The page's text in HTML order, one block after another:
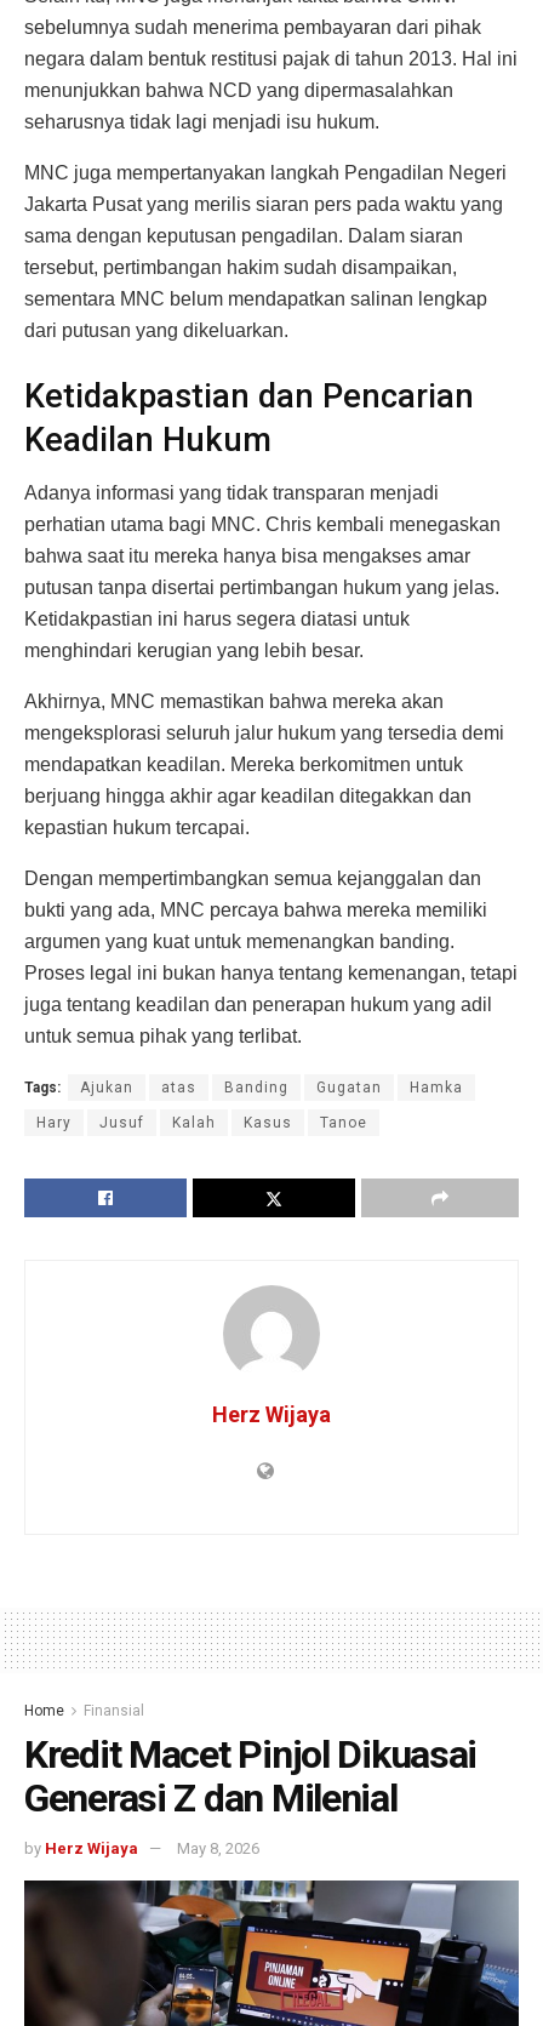
sebelumnya sudah menerima pembayaran dari pihak
negara dalam bentuk restitusi pajak di tahun 2013. Hal ini
menunjukkan bahwa NCD yang dipermasalahkan
seharusnya tidak lagi menjadi isu hukum.
MNC juga mempertanyakan langkah Pengadilan Negeri
Jakarta Pusat yang merilis siaran pers pada waktu yang
sama dengan keputusan pengadilan. Dalam siaran
tersebut, pertimbangan hakim sudah disampaikan,
sementara MNC belum mendapatkan salinan lengkap
dari putusan yang dikeluarkan.
Ketidakpastian dan Pencarian
Keadilan Hukum
Adanya informasi yang tidak transparan menjadi
perhatian utama bagi MNC. Chris kembali menegaskan
bahwa saat itu mereka hanya bisa mengakses amar
putusan tanpa disertai pertimbangan hukum yang jelas.
Ketidakpastian ini harus segera diatasi untuk
menghindari kerugian yang lebih besar.
Akhirnya, MNC memastikan bahwa mereka akan
mengeksplorasi seluruh jalur hukum yang tersedia demi
mendapatkan keadilan. Mereka berkomitmen untuk
berjuang hingga akhir agar keadilan ditegakkan dan
kepastian hukum tercapai.
Dengan mempertimbangkan semua kejanggalan dan
bukti yang ada, MNC percaya bahwa mereka memiliki
argumen yang kuat untuk memenangkan banding.
Proses legal ini bukan hanya tentang kemenangan, tetapi
juga tentang keadilan dan penerapan hukum yang adil
untuk semua pihak yang terlibat.
Tags: Ajukan atas Banding Gugatan Hamka
Hary Jusuf Kalah Kasus Tanoe
Herz Wijaya
Home Finansial
Kredit Macet Pinjol Dikuasai
Generasi Z dan Milenial
by Herz Wijaya May 8, 2026